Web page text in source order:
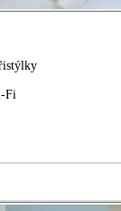
Fi